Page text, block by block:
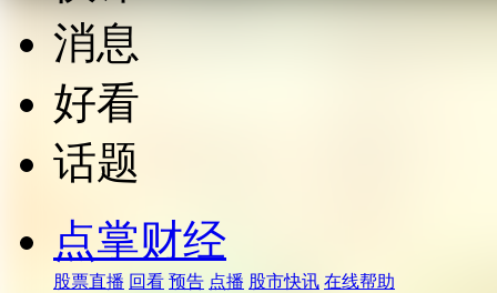
消息
好看
话题
点掌财经
股票直播 回看 预告 点播 股市快讯 在线帮助